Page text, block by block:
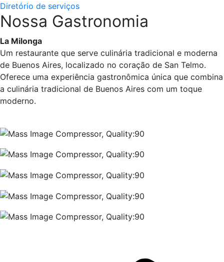
Diretório de serviços
Nossa Gastronomia
La Milonga
Um restaurante que serve culinária tradicional e moderna
de Buenos Aires, localizado no coração de San Telmo.
Oferece uma experiência gastronômica única que combina
a culinária tradicional de Buenos Aires com um toque
moderno.